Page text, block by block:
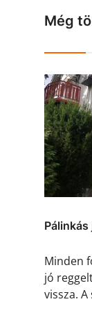
Még
Minden
jó
vissza. A